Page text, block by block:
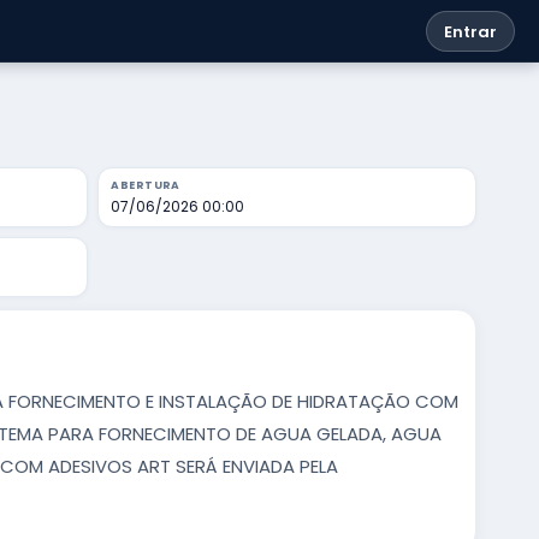
Entrar
ABERTURA
07/06/2026 00:00
E INSTALAÇÃO DE HIDRATAÇÃO COM
PARA FORNECIMENTO DE AGUA GELADA, AGUA
ADESIVOS ART SERÁ ENVIADA PELA